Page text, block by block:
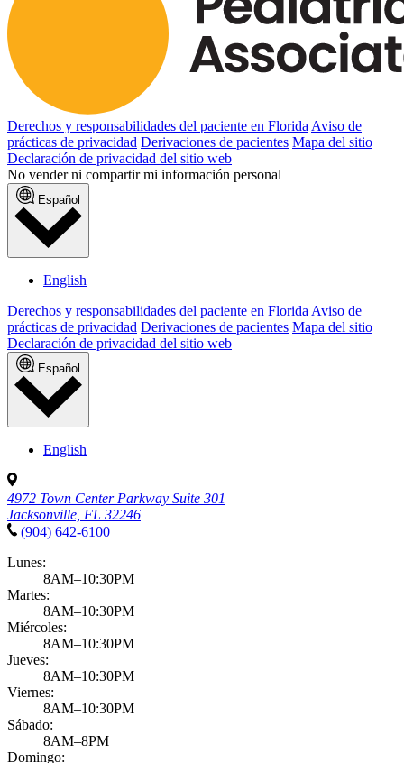
Derechos y responsabilidades del paciente en Florida Aviso de
prácticas de privacidad Derivaciones de pacientes Mapa del sitio
Declaración de privacidad del sitio web
No vender ni compartir mi información personal
Español
English
Derechos y responsabilidades del paciente en FloridaAviso de
prácticas de privacidad Derivaciones de pacientes Mapa del sitio
Declaración de privacidad del sitio web
Español
English
4972 Town Center Parkway Suite 301
Jacksonville, FL 32246
(904) 642-6100
Lunes:
8AM–10:30PM
Martes:
8AM–10:30PM
Miércoles:
8AM–10:30PM
Jueves:
8AM–10:30PM
Viernes:
8AM–10:30PM
Sábado:
8AM–8PM
Domingo: